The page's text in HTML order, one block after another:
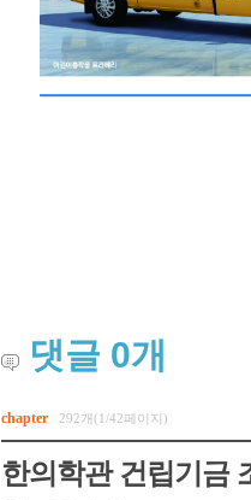
댓글 0개
chapter 292개(1/42페이지)
한의학관 건립기금